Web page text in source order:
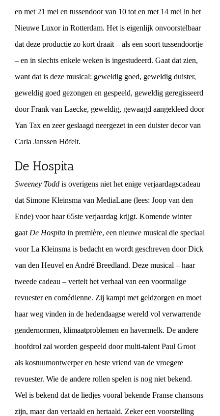
en met 21 mei en tussendoor van 10 tot en met 14 mei in het
Nieuwe Luxor in Rotterdam. Het is eigenlijk onvoorstelbaar
dat deze productie zo kort draait – als een soort tussendoortje
– en in slechts enkele weken is ingestudeerd. Gaat dat zien,
want dat is deze musical: geweldig goed, geweldig duister,
geweldig goed gezongen en gespeeld, geweldig geregisseerd
door Frank van Laecke, geweldig, gewaagd aangekleed door
Yan Tax en zeer geslaagd neergezet in een duister decor van
Carla Janssen Höfelt.
De Hospita
Sweeney Todd is overigens niet het enige verjaardagscadeau
dat Simone Kleinsma van MediaLane (lees: Joop van den
Ende) voor haar 65ste verjaardag krijgt. Komende winter
gaat De Hospita in première, een nieuwe musical die speciaal
voor La Kleinsma is bedacht en wordt geschreven door Dick
van den Heuvel en André Breedland. Deze musical – haar
tweede cadeau – vertelt het verhaal van een voormalige
revuester en comédienne. Zij kampt met geldzorgen en moet
haar weg vinden in de hedendaagse wereld vol verwarrende
gendernormen, klimaatproblemen en havermelk. De andere
hoofdrol zal worden gespeeld door multi-talent Paul Groot
als kostuumontwerper en beste vriend van de vroegere
revuester. Wie de andere rollen spelen is nog niet bekend.
Wel is bekend dat de liedjes vooral bekende Franse chansons
zijn, maar dan vertaald en hertaald. Zeker een voorstelling